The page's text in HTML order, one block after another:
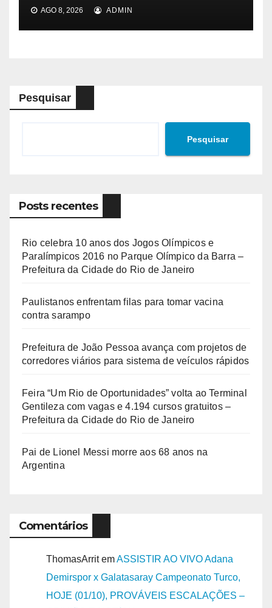
AGO 8, 2026 ADMIN
Pesquisar
Pesquisar
Posts recentes
Rio celebra 10 anos dos Jogos Olímpicos e
Paralímpicos 2016 no Parque Olímpico da Barra –
Prefeitura da Cidade do Rio de Janeiro
Paulistanos enfrentam filas para tomar vacina
contra sarampo
Prefeitura de João Pessoa avança com projetos de
corredores viários para sistema de veículos rápidos
Feira “Um Rio de Oportunidades” volta ao Terminal
Gentileza com vagas e 4.194 cursos gratuitos –
Prefeitura da Cidade do Rio de Janeiro
Pai de Lionel Messi morre aos 68 anos na
Argentina
Comentários
ThomasArritemASSISTIR AO VIVO Adana
Demirspor x Galatasaray Campeonato Turco,
HOJE (01/10), PROVÁVEIS ESCALAÇÕES –